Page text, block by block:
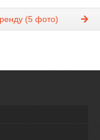
(5 фото)